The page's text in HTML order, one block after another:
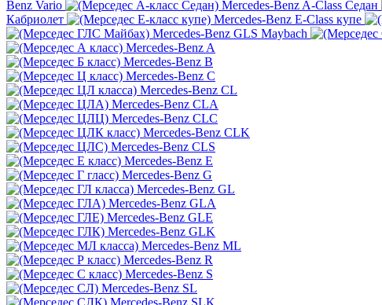
Benz Vario
Mercedes-Benz A-Class Седан
Кабриолет
Mercedes-Benz E-Class купе
Mercedes-Benz GLS Maybach
Mercedes-Benz A
Mercedes-Benz B
Mercedes-Benz C
Mercedes-Benz CL
Mercedes-Benz CLA
Mercedes-Benz CLC
Mercedes-Benz CLK
Mercedes-Benz CLS
Mercedes-Benz E
Mercedes-Benz G
Mercedes-Benz GL
Mercedes-Benz GLA
Mercedes-Benz GLE
Mercedes-Benz GLK
Mercedes-Benz ML
Mercedes-Benz R
Mercedes-Benz S
Mercedes-Benz SL